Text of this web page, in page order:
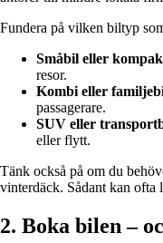
Fundera på vilken biltyp
Småbil eller
resor.
Kombi eller
passagerare.
SUV eller
eller flytt.
Tänk också på om du
vinterdäck. Sådant kan
2. Boka bilen –